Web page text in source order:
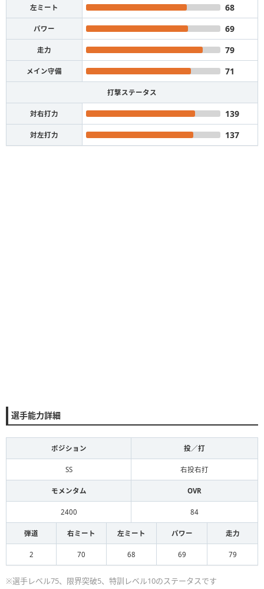
左ミート 68
パワー 69
走力 79
メイン守備 71
打撃ステータス
対右打力 139
対左打力 137
選手能力詳細
ポジション 投／打
SS 右投右打
モメンタム OVR
2400 84
弾道 右ミート 左ミート パワー 走力
2 70 68 69 79
※選手レベル75、限界突破5、特訓レベル10のステータスです